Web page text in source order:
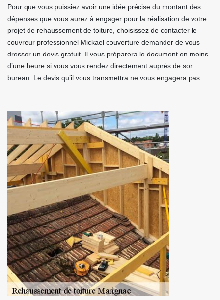
Pour que vous puissiez avoir une idée précise du montant des
dépenses que vous aurez à engager pour la réalisation de votre
projet de rehaussement de toiture, choisissez de contacter le
couvreur professionnel Mickael couverture demander de vous
dresser un devis gratuit. Il vous préparera le document en moins
d’une heure si vous vous rendez directement auprès de son
bureau. Le devis qu’il vous transmettra ne vous engagera pas.